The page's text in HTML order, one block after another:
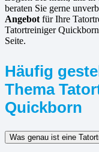
beraten Sie gerne
Angebot für Ihre
Tatortreiniger
Seite.
Häufig
Thema
Quickborn
Was genau ist eine